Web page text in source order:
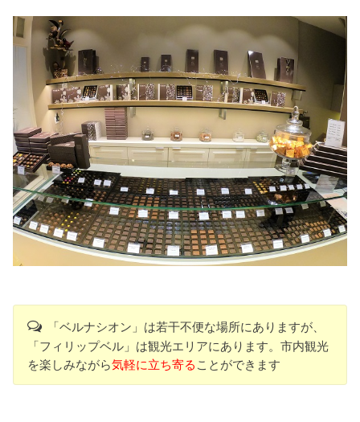
「ベルナシオン」は若干不便な場所にありますが、
「フィリップベル」は観光エリアにあります。市内観光
を楽しみながら気軽に立ち寄る ことができます